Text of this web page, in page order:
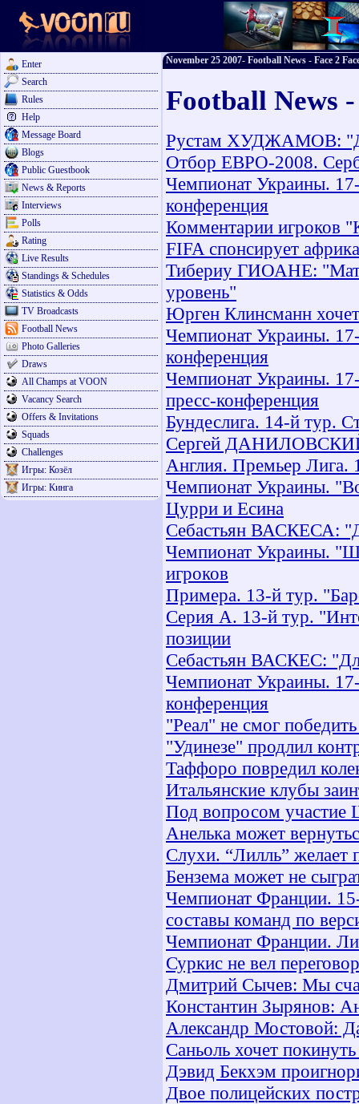
Enter
Search
Rules
Help
Message Board
Blogs
Public Guestbook
News & Reports
Interviews
Polls
Rating
Live Results
Standings & Schedules
Statistics & Odds
TV Broadcasts
Football News
Photo Galleries
Draws
All Champs at VOON
Vacancy Search
Offers & Invitations
Squads
Challenges
Игры: Козёл
Игры: Кинга
November 25 2007- Football News - Face 2
Football News
Рустам ХУДЖАМОВ:
Отбор ЕВРО-2008.
Чемпионат Украины.
конференция
Комментарии игроков
FIFA спонсирует
Тибериу ГИОАНЕ:
уровень"
Юрген Клинсманн
Чемпионат Украины.
конференция
Чемпионат Украины.
пресс-конференция
Бундеслига. 14-й тур.
Сергей ДАНИЛОВСКИЙ:
Англия. Премьер Лига.
Чемпионат Украины.
Цурри и Есина
Себастьян ВАСКЕСА:
Чемпионат Украины.
игроков
Примера. 13-й тур.
Серия А. 13-й тур.
позиции
Себастьян ВАСКЕС:
Чемпионат Украины.
конференция
"Реал" не смог
"Удинезе" продлил
Таффоро повредил
Итальянские клубы
Под вопросом участие
Анелька может
Слухи. “Лилль” желает
Бензема может не
Чемпионат Франции.
составы команд по
Чемпионат Франции.
Суркис не вел
Дмитрий Сычев: Мы
Константин Зырянов:
Александр Мостовой:
Саньоль хочет
Дэвид Бекхэм
Двое полицейских